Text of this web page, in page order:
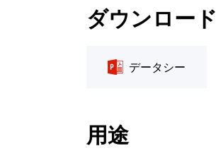
ダウンロード
データシー
用途